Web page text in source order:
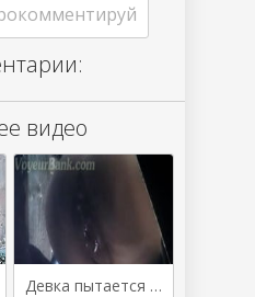
видео
Девка пытается посрать вид снизу